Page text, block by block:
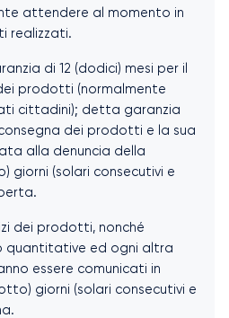
attendere al momento in
realizzati.
di 12 (dodici) mesi per il
prodotti (normalmente
cittadini); detta garanzia
dei prodotti e la sua
alla denuncia della
giorni (solari consecutivi e
dei prodotti, nonché
quantitative ed ogni altra
essere comunicati in
giorni (solari consecutivi e